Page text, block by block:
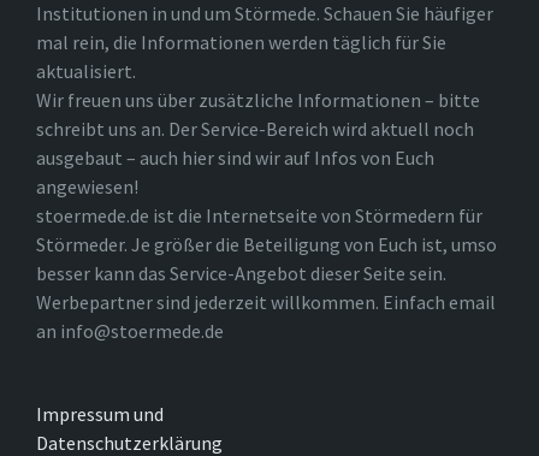
Institutionen in und um Störmede. Schauen Sie häufiger
mal rein, die Informationen werden täglich für Sie
aktualisiert.
Wir freuen uns über zusätzliche Informationen – bitte
schreibt uns an. Der Service-Bereich wird aktuell noch
ausgebaut – auch hier sind wir auf Infos von Euch
angewiesen!
stoermede.de ist die Internetseite von Störmedern für
Störmeder. Je größer die Beteiligung von Euch ist, umso
besser kann das Service-Angebot dieser Seite sein.
Werbepartner sind jederzeit willkommen. Einfach email
an info@stoermede.de
Impressum und
Datenschutzerklärung